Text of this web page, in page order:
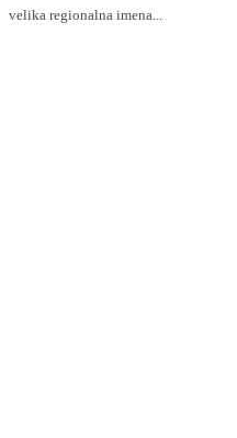
velika regionalna imena...